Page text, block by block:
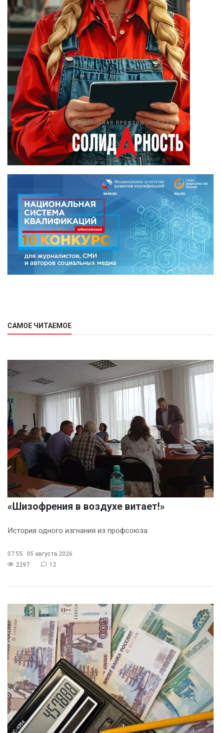
САМОЕ ЧИТАЕМОЕ
«Шизофрения в воздухе витает!»
История одного изгнания из профсоюза
07:55
05 августа 2026
2297
12